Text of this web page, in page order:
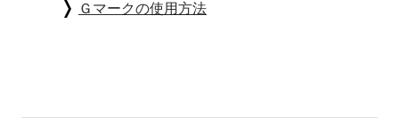
Ｇマークの使用方法